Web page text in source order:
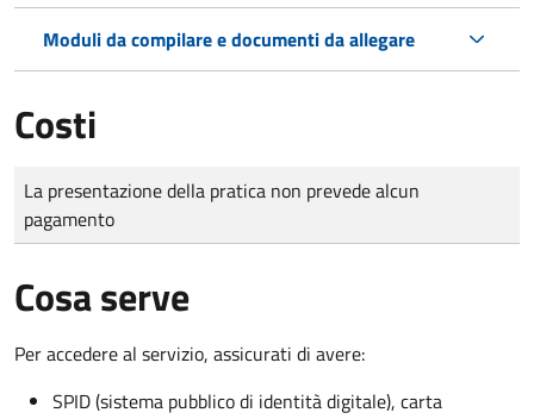
Moduli da compilare e documenti da allegare
Costi
Tipo di pagamento
Importo
La presentazione della pratica non prevede alcun
pagamento
Cosa serve
Per accedere al servizio, assicurati di avere:
SPID (sistema pubblico di identità digitale), carta